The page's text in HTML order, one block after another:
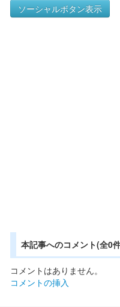
ソーシャルボタン表示
本記事へのコメント(全0
コメントはありません。
コメントの挿入